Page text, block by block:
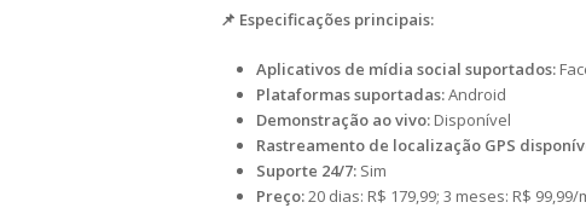
📌 Especificações principais:
Aplicativos de mídia social suportados:
Plataformas suportadas:Android
Demonstração ao vivo: Disponível
Rastreamento de localização GPS
Suporte 24/7: Sim
Preço:20 dias: R$ 179,99; 3 meses: R$